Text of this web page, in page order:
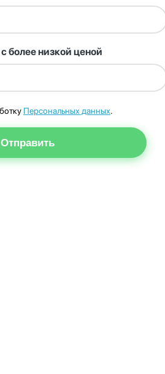
более низкой ценой
Персональных данных.
Отправить